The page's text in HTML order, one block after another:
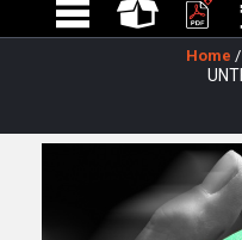
Home /